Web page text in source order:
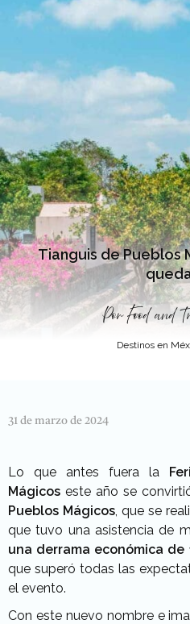
Tianguis de Pueblos
Por Food and
Destinos en
31 de marzo de 2024
Lo que antes fuera la
Mágicos este año se
Pueblos Mágicos, que se
que tuvo una asistencia de
una derrama económica de
que superó todas las
el evento.
Con este nuevo nombre e